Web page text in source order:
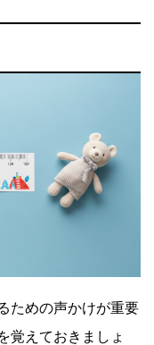
ための声かけが重要
覚えておきましょ